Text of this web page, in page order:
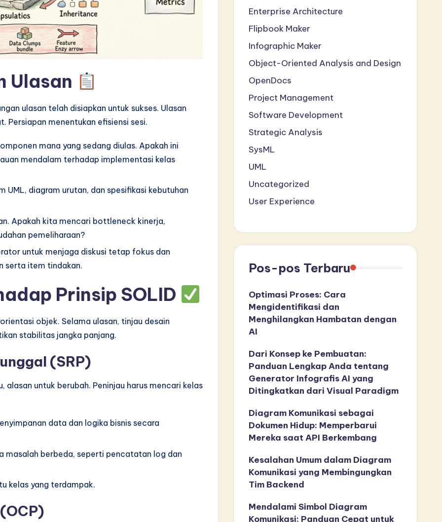
Ulasan
ulasan telah disiapkan untuk sukses. Ulasan
Persiapan menentukan efisiensi sesi.
mana yang sedang diulas. Apakah ini
mendalam terhadap implementasi kelas
UML, diagram urutan, dan spesifikasi kebutuhan
Apakah kita mencari bottleneck kinerja,
pemeliharaan?
untuk menjaga diskusi tetap fokus dan
serta item tindakan.
Prinsip SOLID
objek. Selama ulasan, tinjau desain
stabilitas jangka panjang.
(SRP)
alasan untuk berubah. Peninjau harus mencari kelas
data dan logika bisnis secara
masalah berbeda, seperti pencatatan log dan
kelas yang terdampak.
Enterprise Architecture
Flipbook Maker
Infographic Maker
Object-Oriented Analysis and Design
OpenDocs
Project Management
Software Development
Strategic Analysis
SysML
UML
Uncategorized
User Experience
Pos-pos Terbaru
Optimasi Proses: Cara
Mengidentifikasi dan
Menghilangkan Hambatan dengan
AI
Dari Konsep ke Pembuatan:
Panduan Lengkap Anda tentang
Generator Infografis AI yang
Ditingkatkan dari Visual Paradigm
Diagram Komunikasi sebagai
Dokumen Hidup: Memperbarui
Mereka saat API Berkembang
Kesalahan Umum dalam Diagram
Komunikasi yang Membingungkan
Tim Backend
Mendalami Simbol Diagram
Komunikasi: Panduan Cepat untuk